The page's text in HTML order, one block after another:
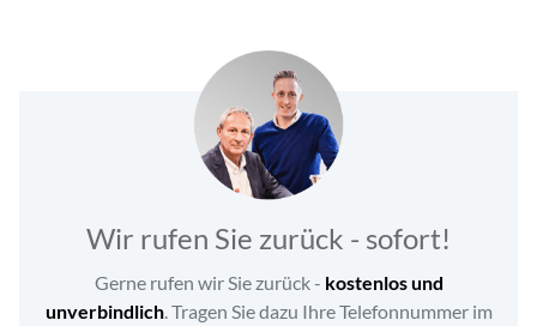
Wir rufen Sie zurück - sofort!
Gerne rufen wir Sie zurück - kostenlos und
unverbindlich. Tragen Sie dazu Ihre Telefonnummer im